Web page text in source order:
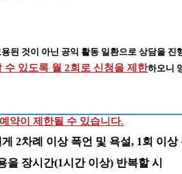
된 것이 아닌 공익 활동 일환으로 상담을 진
수 있도록 월 2회로 신청을 제한하오니
약이 제한될 수 있습니다.
2차례 이상 폭언 및 욕설, 1회 이상
장시간(1시간 이상) 반복할 시